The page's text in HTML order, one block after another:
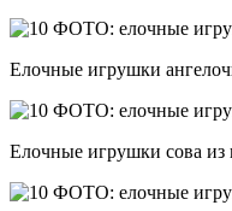
Елочные игрушки
Елочные игрушки сова